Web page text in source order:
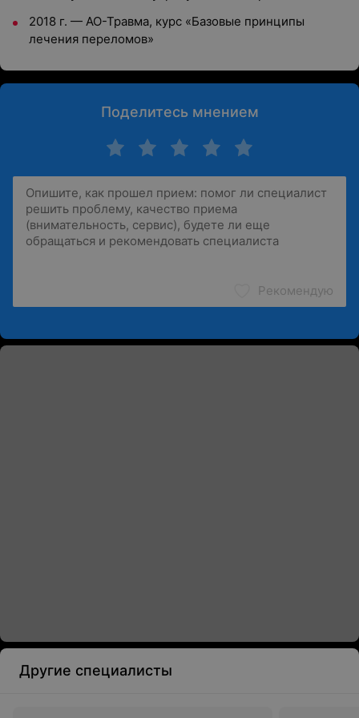
2018 г. — АО-Травма, курс «Базовые принципы
лечения переломов»
Поделитесь мнением
Рекомендую
Другие специалисты